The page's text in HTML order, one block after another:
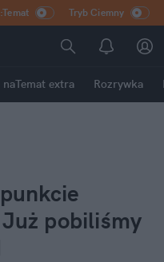
Tryb Ciemny
naTemat extra Rozrywka
pobiliśmy